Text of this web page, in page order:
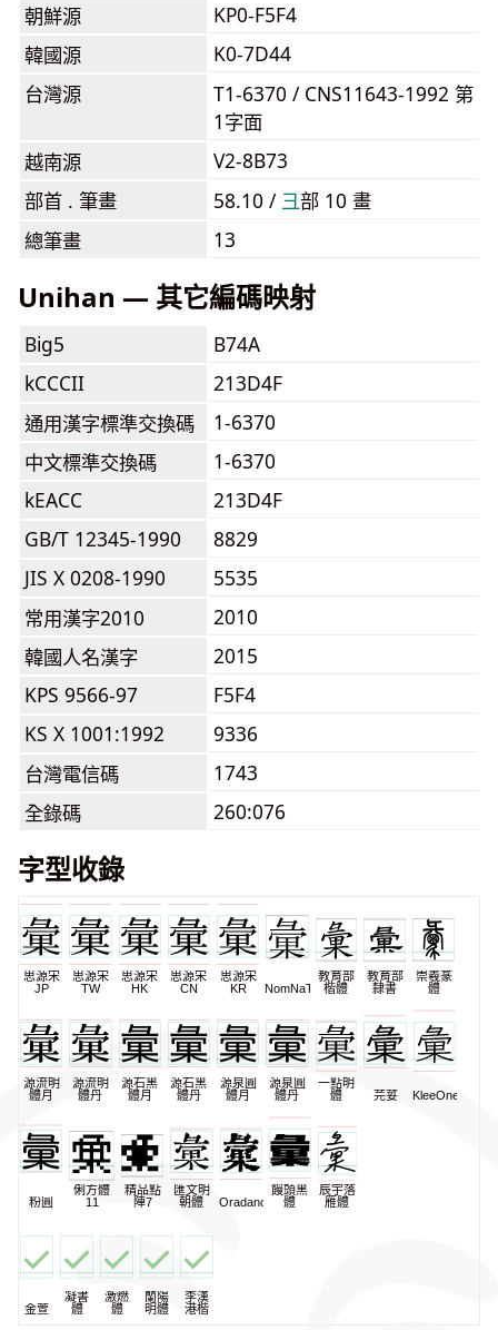
朝鮮源
KP0-F5F4
韓國源
K0-7D44
台灣源
T1-6370 / CNS11643-1992 第
1字面
越南源
V2-8B73
部首 . 筆畫
58.10 / ⼹部 10 畫
總筆畫
13
Unihan — 其它編碼映射
Big5
B74A
kCCCII
213D4F
通用漢字標準交換碼
1-6370
中文標準交換碼
1-6370
kEACC
213D4F
GB/T 12345-1990
8829
JIS X 0208-1990
5535
常用漢字2010
2010
韓國人名漢字
2015
KPS 9566-97
F5F4
KS X 1001:1992
9336
台灣電信碼
1743
全錄碼
260:076
字型收錄
思源宋
JP
思源宋
TW
思源宋
HK
思源宋
CN
思源宋
KR
NomNaTong
教育部
楷體
教育部
隸書
崇羲篆
體
源流明
體月
源流明
體丹
源石黑
體月
源石黑
體丹
源泉圓
體月
源泉圓
體丹
一點明
體
芫荽 KleeOne
粉圓
俐方體
11
精品點
陣7
匯文明
朝體
Oradano
饅頭黑
體
辰宇落
雁體
金萱
凝書
體
激燃
體
蘭陽
明體
李漢
港楷